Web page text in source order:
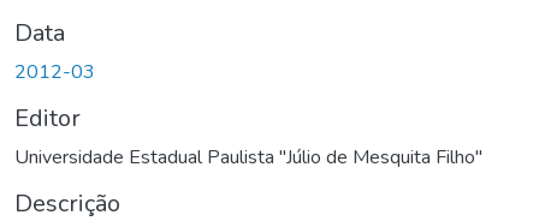
Data
2012-03
Editor
Universidade Estadual Paulista "Júlio de Mesquita Filho"
Descrição